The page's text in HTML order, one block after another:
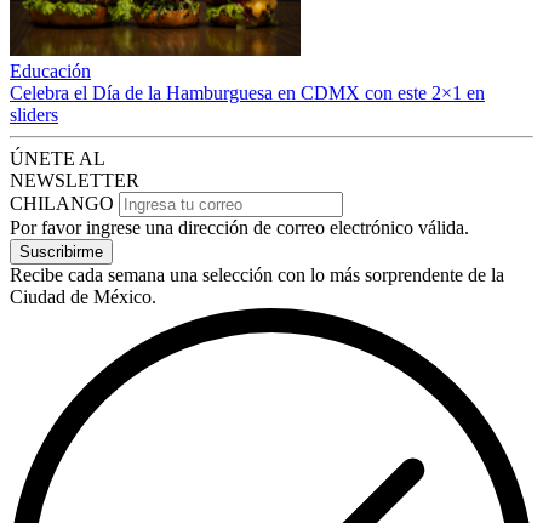
Educación
Celebra el Día de la Hamburguesa en CDMX con este 2×1 en
sliders
ÚNETE AL
NEWSLETTER
CHILANGO
Por favor ingrese una dirección de correo electrónico válida.
Suscribirme
Recibe cada semana una selección con lo más sorprendente de la
Ciudad de México.